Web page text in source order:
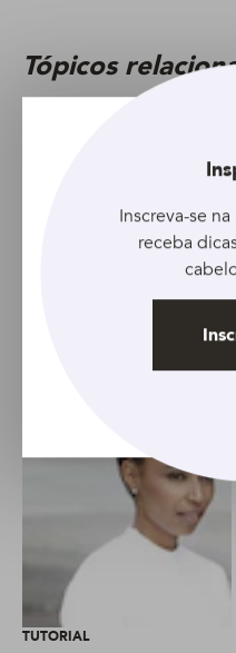
Tópicos
Feminino RetrÃ´
Artigo anterior
TUTORIAL
Inscreva-se
receba